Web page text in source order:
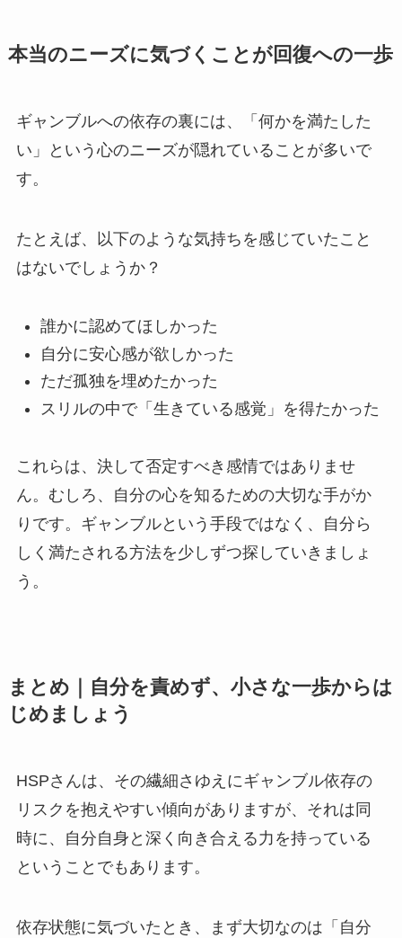
本当のニーズに気づくことが回復への一歩
ギャンブルへの依存の裏には、「何かを満たした
い」という心のニーズが隠れていることが多いで
す。
たとえば、以下のような気持ちを感じていたこと
はないでしょうか？
誰かに認めてほしかった
自分に安心感が欲しかった
ただ孤独を埋めたかった
スリルの中で「生きている感覚」を得たかった
これらは、決して否定すべき感情ではありませ
ん。むしろ、自分の心を知るための大切な手がか
りです。ギャンブルという手段ではなく、自分ら
しく満たされる方法を少しずつ探していきましょ
う。
まとめ｜自分を責めず、小さな一歩からは
じめましょう
HSPさんは、その繊細さゆえにギャンブル依存の
リスクを抱えやすい傾向がありますが、それは同
時に、自分自身と深く向き合える力を持っている
ということでもあります。
依存状態に気づいたとき、まず大切なのは「自分